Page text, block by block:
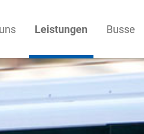
Leistungen Busse